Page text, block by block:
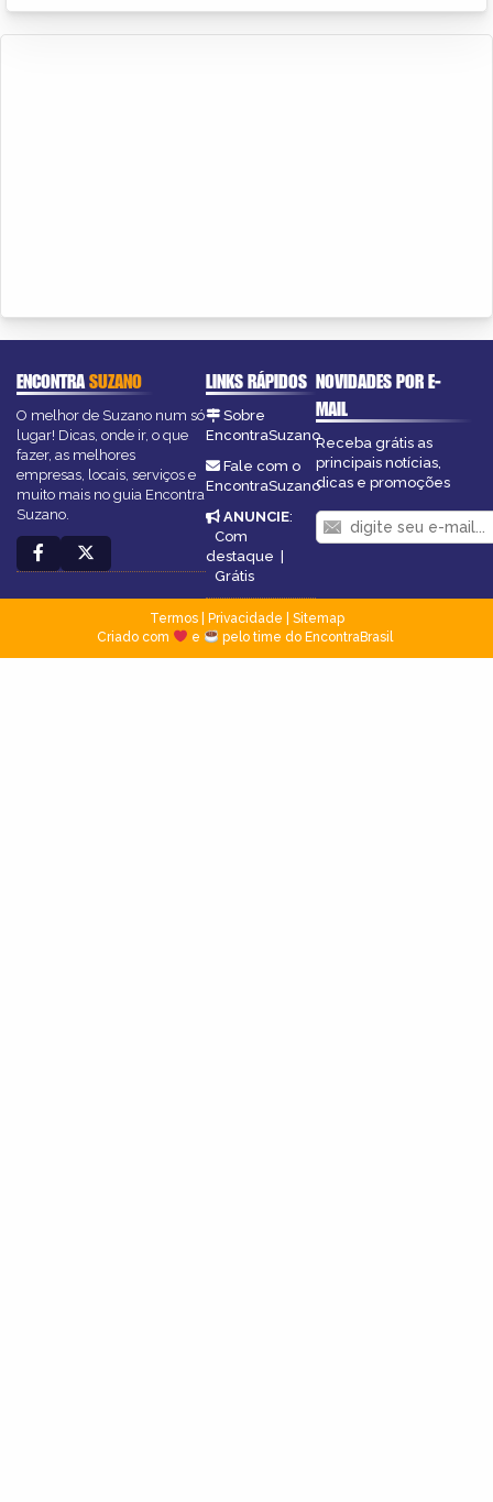
ENCONTRASUZANO
O melhor de Suzano num só
lugar! Dicas, onde ir, o que
fazer, as melhores
empresas, locais, serviços e
muito mais no guia Encontra
Suzano.
LINKS RÁPIDOS
Sobre
EncontraSuzano
Fale com o
EncontraSuzano
ANUNCIE:
Com
destaque |
Grátis
NOVIDADES POR E-
MAIL
Receba grátis as
principais notícias,
dicas e promoções
Termos| Privacidade
Sitemap
Criado com
e pelo time do EncontraBrasil